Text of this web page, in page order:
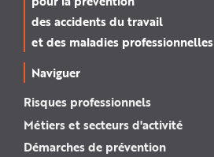
des accidents du travail
et des maladies professionnelles
Naviguer
Risques professionnels
Métiers et secteurs d'activité
Démarches de prévention